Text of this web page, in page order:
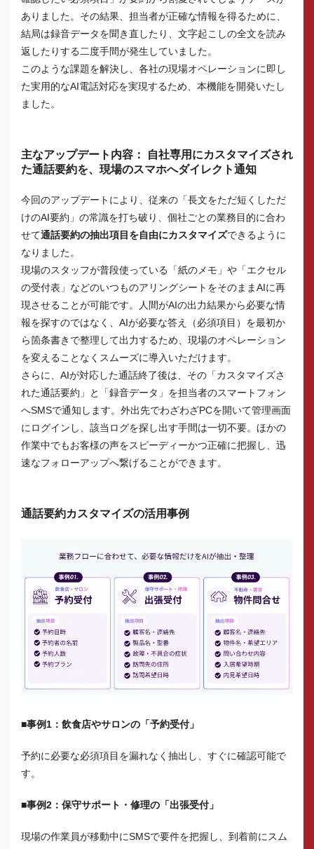
ありました。その結果、担当者が正確な情報を得るために、
結局は録音データを聞き直したり、文字起こしの全文を読み
返したりする二度手間が発生していました。
このような課題を解決し、各社の現場オペレーションに即し
た実用的なAI電話対応を実現するため、本機能を開発いたし
ました。
主なアップデート内容： 自社専用にカスタマイズされ
た通話要約を、現場のスマホへダイレクト通知
今回のアップデートにより、従来の「長文をただ短くしただ
けのAI要約」の常識を打ち破り、個社ごとの業務目的に合わ
せて通話要約の抽出項目を自由にカスタマイズできるように
なりました。
現場のスタッフが普段使っている「紙のメモ」や「エクセル
の受付表」などのいつものアリングシートをそのままAIに再
現させることが可能です。人間がAIの出力結果から必要な情
報を探すのではなく、AIが必要な答え（必須項目）を最初か
ら箇条書きで整理して出力するため、現場のオペレーション
を変えることなくスムーズに導入いただけます。
さらに、AIが対応した通話終了後は、その「カスタマイズさ
れた通話要約」と「録音データ」を担当者のスマートフォン
へSMSで通知します。外出先でわざわざPCを開いて管理画面
にログインし、該当ログを探し出す手間は一切不要。ほかの
作業中でもお客様の声をスピーディーかつ正確に把握し、迅
速なフォローアップへ繋げることができます。
通話要約カスタマイズの活用事例
■事例1：飲食店やサロンの「予約受付」
予約に必要な必須項目を漏れなく抽出し、すぐに確認可能で
す。
■事例2：保守サポート・修理の「出張受付」
現場の作業員が移動中にSMSで要件を把握し、到着前にスム